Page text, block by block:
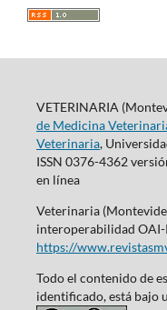
VETERINARIA
de Medicina
Veterinaria,
ISSN 0376-4362
en línea
Veterinaria
interoperabilidad
https://
Todo el contenido de
identificado, está bajo